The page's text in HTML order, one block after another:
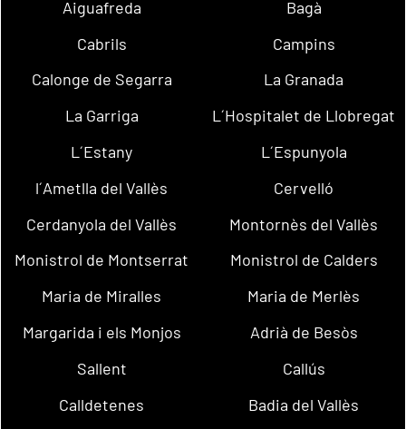
Aiguafreda
Bagà
Cabrils
Campins
Calonge de Segarra
La Granada
La Garriga
L´Hospitalet de Llobregat
L´Estany
L´Espunyola
l´Ametlla del Vallès
Cervelló
Cerdanyola del Vallès
Montornès del Vallès
Monistrol de Montserrat
Monistrol de Calders
Maria de Miralles
Maria de Merlès
Margarida i els Monjos
Adrià de Besòs
Sallent
Callús
Calldetenes
Badia del Vallès